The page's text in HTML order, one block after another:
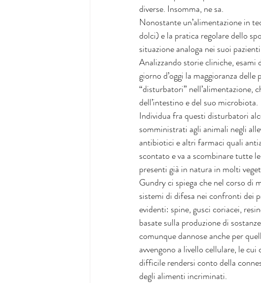
diverse. Insomma, ne sa.
Nonostante un’alimentazione in
dolci) e la pratica regolare dello
situazione analoga nei suoi
Analizzando storie cliniche,
giorno d’oggi la maggioranza delle
“disturbatori” nell’alimentazione,
dell’intestino e del suo microbiota.
Individua fra questi disturbatori
somministrati agli animali negli
antibiotici e altri farmaci quali
scontato e va a scombinare tutte
presenti già in natura in molti
Gundry ci spiega che nel corso di
sistemi di difesa nei confronti dei
evidenti: spine, gusci coriacei,
basate sulla produzione di
comunque dannose anche per
avvengono a livello cellulare, le
difficile rendersi conto della
degli alimenti incriminati.